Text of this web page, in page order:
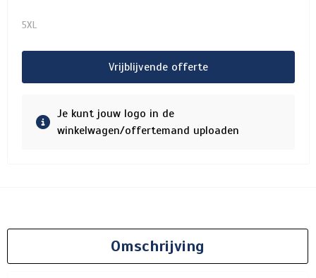
5XL
Vrijblijvende offerte
Je kunt jouw logo in de
winkelwagen/offertemand uploaden
Omschrijving